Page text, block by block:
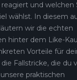
und welchen
wählst. In diesem
wir die echten
hinter dem Like-
Vorteile für
Fallstricke, die du
praktischen